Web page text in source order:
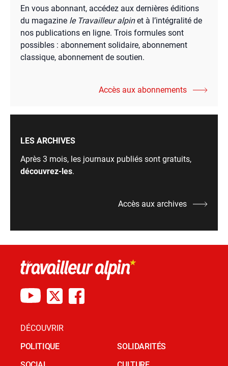
En vous abonnant, accédez aux dernières éditions
du magazine le Travailleur alpinet à l’intégralité de
nos publications en ligne. Trois formules sont
possibles : abonnement solidaire, abonnement
classique, abonnement de soutien.
Accès aux abonnements
LES ARCHIVES
Après 3 mois, les journaux publiés sont gratuits,
découvrez-les.
Accès aux archives
DÉCOUVRIR
POLITIQUE
SOLIDARITÉS